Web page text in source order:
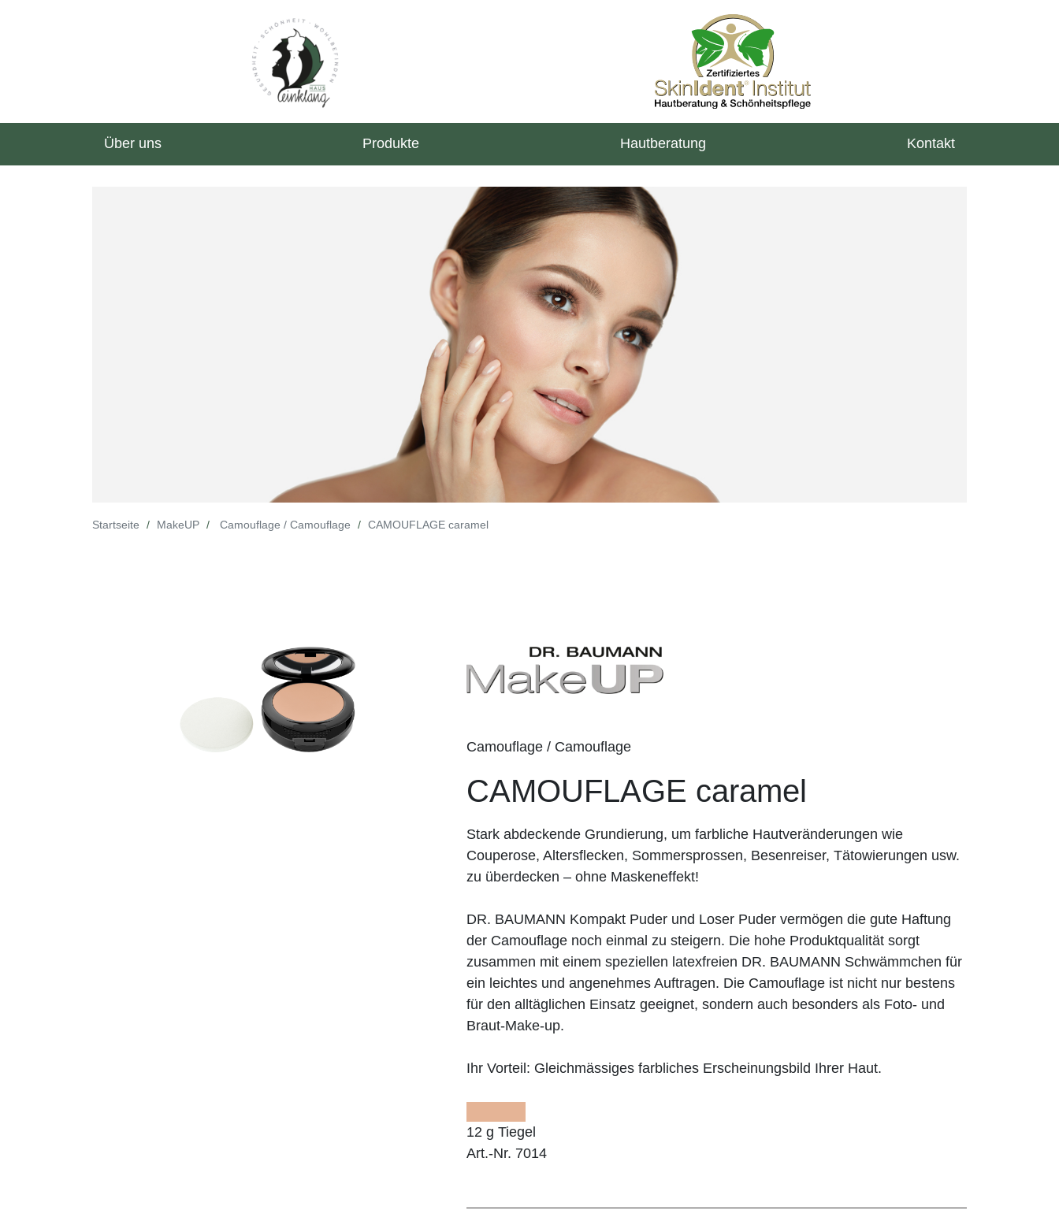
Über uns Produkte Hautberatung Kontakt
Startseite MakeUP Camouflage / Camouflage CAMOUFLAGE caramel
Camouflage / Camouflage
CAMOUFLAGE caramel
Stark abdeckende Grundierung, um farbliche Hautveränderungen wie
Couperose, Altersflecken, Sommersprossen, Besenreiser, Tätowierungen usw.
zu überdecken – ohne Maskeneffekt!
DR. BAUMANN Kompakt Puder und Loser Puder vermögen die gute Haftung
der Camouflage noch einmal zu steigern. Die hohe Produktqualität sorgt
zusammen mit einem speziellen latexfreien DR. BAUMANN Schwämmchen für
ein leichtes und angenehmes Auftragen. Die Camouflage ist nicht nur bestens
für den alltäglichen Einsatz geeignet, sondern auch besonders als Foto- und
Braut-Make-up.
Ihr Vorteil: Gleichmässiges farbliches Erscheinungsbild Ihrer Haut.
12 g Tiegel
Art.-Nr. 7014